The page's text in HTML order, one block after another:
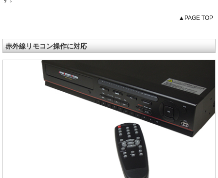
▲PAGE TOP
赤外線リモコン操作に対応